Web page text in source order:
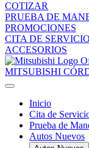
COTIZAR
PRUEBA DE
PROMOCIONES
CITA DE SERVICIO
ACCESORIOS
MITSUBISHI
Inicio
Cita de
Prueba de
Autos Nuevos